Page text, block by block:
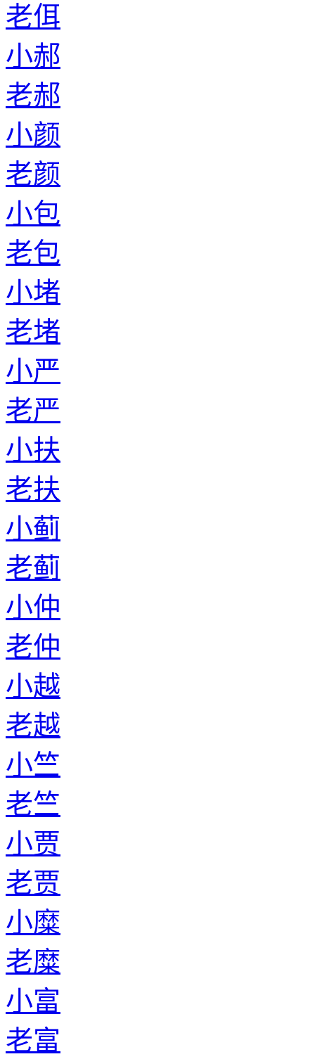
老佴
小郝
老郝
小颜
老颜
小包
老包
小堵
老堵
小严
老严
小扶
老扶
小蓟
老蓟
小仲
老仲
小越
老越
小竺
老竺
小贾
老贾
小糜
老糜
小富
老富